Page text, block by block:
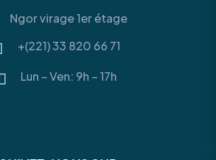
Ngor virage 1er étage
+(221) 33 820 66 71
Lun – Ven: 9h – 17h